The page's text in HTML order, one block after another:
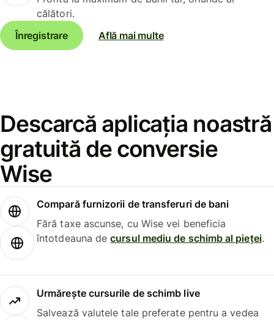
călători.
Înregistrare
Află mai multe
Descarcă aplicația noastră
gratuită de conversie
Wise
Compară furnizorii de transferuri de bani
Fără taxe ascunse, cu Wise vei beneficia
întotdeauna decursul mediu de schimb al pieței.
Urmărește cursurile de schimb live
Salvează valutele tale preferate pentru a vedea